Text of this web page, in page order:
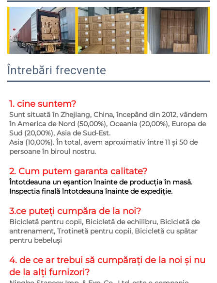
Întrebări frecvente
1. cine suntem?
Sunt situată în Zhejiang, China, începând din 2012, vândem
în America de Nord (50,00%), Oceania (20,00%), Europa de
Sud (20,00%), Asia de Sud-Est.
Asia (10,00%). În total, avem aproximativ între 11 și 50 de
persoane în biroul nostru.
2. Cum putem garanta calitate?
Întotdeauna un eșantion înainte de producția în masă.
Inspectia finală întotdeauna înainte de expediție.
3.ce puteți cumpăra de la noi?
Bicicletă pentru copii, Bicicletă de echilibru, Bicicletă de
antrenament, Trotinetă pentru copii, Bicicletă cu spătar
pentru bebeluși
4. de ce ar trebui să cumpărați de la noi și nu
de la alți furnizori?